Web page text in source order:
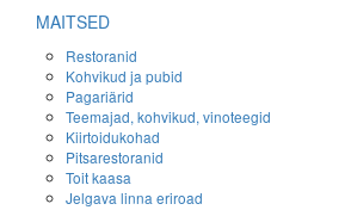
MAITSED
Restoranid
Kohvikud ja pubid
Pagariärid
Teemajad, kohvikud, vinoteegid
Kiirtoidukohad
Pitsarestoranid
Toit kaasa
Jelgava linna eriroad